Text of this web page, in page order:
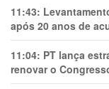
11:43:
após 20 anos de
11:04: PT lança
renovar o